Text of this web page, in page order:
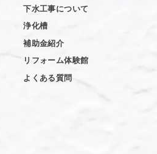
下水工事について
浄化槽
補助金紹介
リフォーム体験館
よくある質問